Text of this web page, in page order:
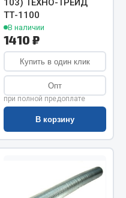
103) ТЕХНО-ТРЕЙД
ТТ-1100
В наличии
1410 ₽
Купить в один клик
Опт
при полной предоплате
В корзину